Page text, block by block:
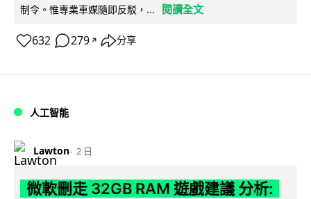
制令。惟專業車媒隨即反駁，...
閱讀全文
632 279 ↗ 分享
人工智能
Lawton 2 日
微軟刪走 32GB RAM 遊戲建議 分析: